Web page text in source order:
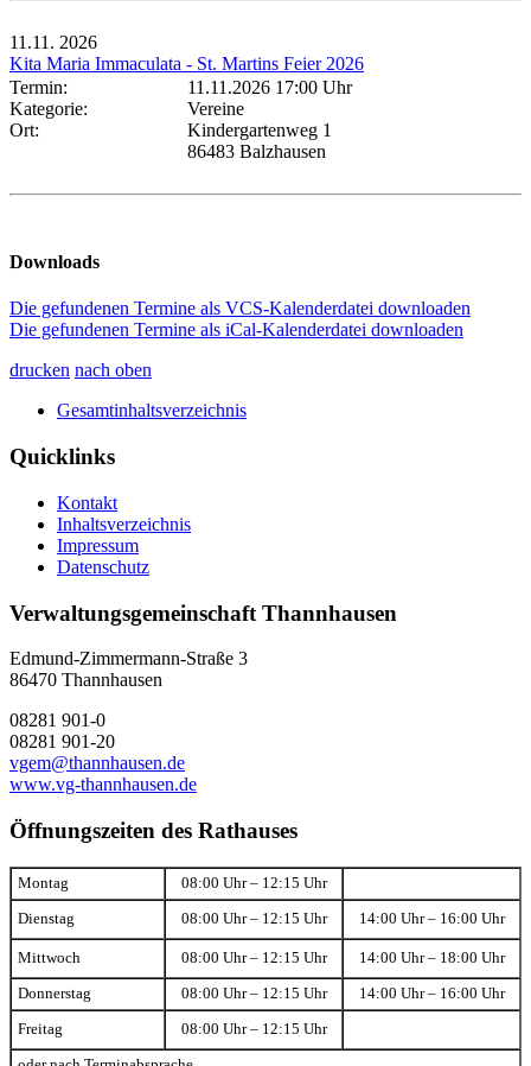
11.11. 2026
Kita Maria Immaculata - St. Martins Feier 2026
Termin:
11.11.2026 17:00 Uhr
Kategorie:
Vereine
Ort:
Kindergartenweg 1
86483 Balzhausen
Downloads
Die gefundenen Termine als VCS-Kalenderdatei downloaden
Die gefundenen Termine als iCal-Kalenderdatei downloaden
drucken nach oben
Gesamtinhaltsverzeichnis
Quicklinks
Kontakt
Inhaltsverzeichnis
Impressum
Datenschutz
Verwaltungsgemeinschaft Thannhausen
Edmund-Zimmermann-Straße 3
86470 Thannhausen
08281 901-0
08281 901-20
vgem@thannhausen.de
www.vg-thannhausen.de
Öffnungszeiten des Rathauses
Montag 08:00 Uhr – 12:15 Uhr
Dienstag 08:00 Uhr – 12:15 Uhr 14:00 Uhr – 16:00 Uhr
Mittwoch 08:00 Uhr – 12:15 Uhr 14:00 Uhr – 18:00 Uhr
Donnerstag 08:00 Uhr – 12:15 Uhr 14:00 Uhr – 16:00 Uhr
Freitag 08:00 Uhr – 12:15 Uhr